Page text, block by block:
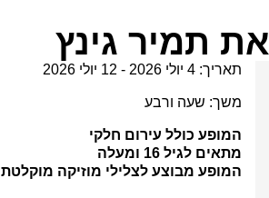
תאריך: 4 יולי 2026 - 12 יולי 2026
משך: שעה ורבע
המופע כולל עירום חלקי
מתאים לגיל 16 ומעלה
המופע מבוצע לצלילי מוזיקה מוקלטת